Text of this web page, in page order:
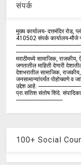
संपर्क
मुख्य कार्यालय- दत्तमंदिर रोड,
410502 संपर्क कार्य‍ालय-मौजे
मराठीमध्ये सामाजिक,
जगतातील माहिती देणारी
देशभरातील सामाजिक,
जनसामान्यांपर्यंत पोहोचवणे व
उद्देश आहे.
प्रा.सतिश संतोष शिंदे.
--------------------------------
100+ Social